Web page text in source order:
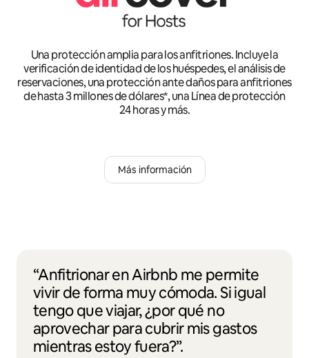
Una protección amplia para los anfitriones. Incluye la
verificación de identidad de los huéspedes, el análisis de
reservaciones, una protección ante daños para anfitriones
de hasta 3 millones de dólares*, una Línea de protección
24 horas y más.
Más información
“Anfitrionar en Airbnb me permite
vivir de forma muy cómoda. Si igual
tengo que viajar, ¿por qué no
aprovechar para cubrir mis gastos
mientras estoy fuera?”.